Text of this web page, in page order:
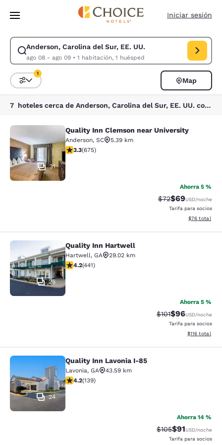
Saltar A Contenido Principal
Iniciar sesión
Anderson, Carolina del Sur, EE. UU.
ago 08 - ago 09• 1 habitación, 1 huésped
Modificar búsqueda para Anderson, Carolina del Sur, EE. UU.. Fecha
Ordenar y filtrar
1
Map
7 hoteles cerca de Anderson, Carolina del Sur, EE. UU. coinciden con tus filtros
Quality Inn Clemson near University
31
Quality Inn Clemson near University
Anderson, SC
5.39 km
Calificación de 3.34 estrellas. Bueno. 675 reseñas
3.3(675)
Ahorra 5 %
Tarifa tachada:
$72Tarifa
$69USD/noche
Tarifa para socios
Ver detalles
$76 total
Quality Inn Hartwell
26
Quality Inn Hartwell
Hartwell, GA
29.02 km
Calificación de 4.2 estrellas. Excelente. 441 reseñas
4.2(441)
Ahorra 5 %
Tarifa tachada:
$101Tarifa
$96USD/noche
Tarifa para socios
Ver detalles
$116 total
Quality Inn Lavonia I-85
24
Quality Inn Lavonia I-85
Lavonia, GA
43.59 km
Calificación de 4.24 estrellas. Excelente. 139 reseñas
4.2(139)
Ahorra 14 %
Tarifa tachada:
$105Tarifa
$91USD/noche
Tarifa para socios